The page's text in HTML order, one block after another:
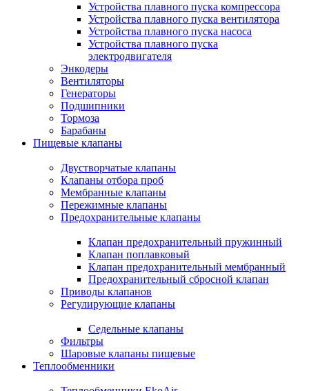
Устройства плавного пуска компрессора
Устройства плавного пуска вентилятора
Устройства плавного пуска насоса
Устройства плавного пуска
электродвигателя
Энкодеры
Вентиляторы
Генераторы
Подшипники
Тормоза
Барабаны
Пищевые клапаны
Двустворчатые клапаны
Клапаны отбора проб
Мембранные клапаны
Пережимные клапаны
Предохранительные клапаны
Клапан предохранительный пружинный
Клапан поплавковый
Клапан предохранительный мембранный
Предохранительный сбросной клапан
Приводы клапанов
Регулирующие клапаны
Седельные клапаны
Фильтры
Шаровые клапаны пищевые
Теплообменники